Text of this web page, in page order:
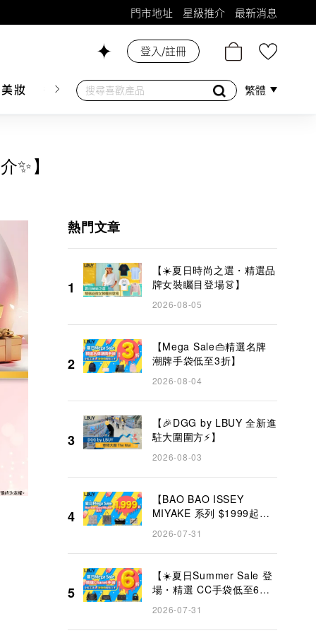
門市地址 星級推介 最新消息
妝 香水香薰 個人護理 母嬰護理 遊戲及精品
登入/註冊
繁體
✨】
熱門文章
1
【☀️夏日時尚之選・精選品
牌女裝矚目登場👗】
2026-08-05
2
【Mega Sale👜精選名牌
潮牌手袋低至3折】
2026-08-04
3
【🎉DGG by LBUY 全新進
駐大圍圍方⚡】
2026-08-03
4
【BAO BAO ISSEY
MIYAKE 系列 $1999起
✨】
2026-07-31
5
【☀️夏日Summer Sale 登
場・精選 CC手袋低至6折
👜】
2026-07-31